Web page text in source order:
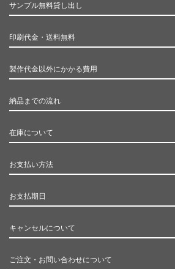
サンプル無料貸し出し
印刷代金・送料無料
製作代金以外にかかる費用
納品までの流れ
在庫について
お支払い方法
お支払期日
キャンセルについて
ご注文・お問い合わせについて